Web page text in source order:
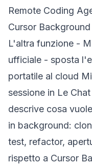
Remote Coding
Cursor Background
L'altra funzione -
ufficiale - sposta
portatile al cloud
sessione in Le
descrive cosa
in background:
test, refactor,
rispetto a Cursor